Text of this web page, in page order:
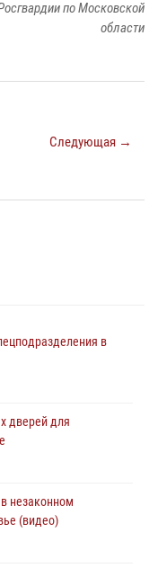
по Московской
области
Следующая →
в
дверей для
незаконном
(видео)